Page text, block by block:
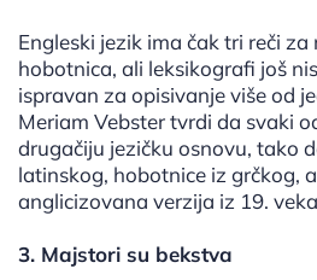
Engleski jezik ima čak tri reči
hobotnica, ali leksikografi još
ispravan za opisivanje više od
Meriam Vebster tvrdi da svaki
drugačiju jezičku osnovu, tako
latinskog, hobotnice iz grčkog,
anglicizovana verzija iz 19.
3. Majstori su bekstva